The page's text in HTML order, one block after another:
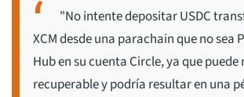
"No intente depositar USDC
XCM desde una parachain que no sea
Hub en su cuenta Circle, ya que puede
recuperable y podría resultar en una